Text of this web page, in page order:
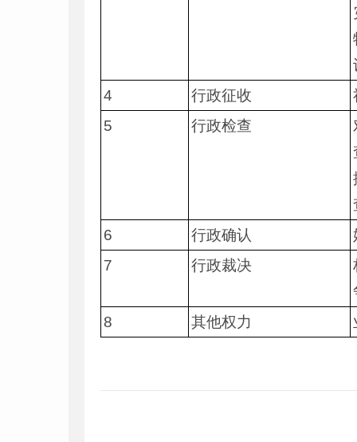
4
行政征收
5
行政检查
6
行政确认
7
行政裁决
8
其他权力